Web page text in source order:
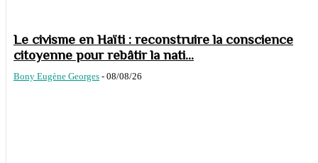
Le civisme en Haïti : reconstruire la conscience
citoyenne pour rebâtir la nati...
Bony Eugène Georges - 08/08/26